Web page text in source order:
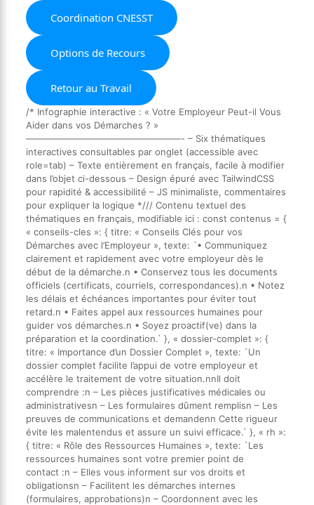
Coordination CNESST
Options de Recours
Retour au Travail
/* Infographie interactive : « Votre Employeur Peut-il Vous
Aider dans vos Démarches ? »
—————————————————- – Six thématiques
interactives consultables par onglet (accessible avec
role=tab) – Texte entièrement en français, facile à modifier
dans l’objet ci-dessous – Design épuré avec TailwindCSS
pour rapidité & accessibilité – JS minimaliste, commentaires
pour expliquer la logique */// Contenu textuel des
thématiques en français, modifiable ici : const contenus = {
« conseils-cles »: { titre: « Conseils Clés pour vos
Démarches avec l’Employeur », texte: `• Communiquez
clairement et rapidement avec votre employeur dès le
début de la démarche.n • Conservez tous les documents
officiels (certificats, courriels, correspondances).n • Notez
les délais et échéances importantes pour éviter tout
retard.n • Faites appel aux ressources humaines pour
guider vos démarches.n • Soyez proactif(ve) dans la
préparation et la coordination.` }, « dossier-complet »: {
titre: « Importance d’un Dossier Complet », texte: `Un
dossier complet facilite l’appui de votre employeur et
accélère le traitement de votre situation.nnIl doit
comprendre :n – Les pièces justificatives médicales ou
administrativesn – Les formulaires dûment remplisn – Les
preuves de communications et demandenn Cette rigueur
évite les malentendus et assure un suivi efficace.` }, « rh »:
{ titre: « Rôle des Ressources Humaines », texte: `Les
ressources humaines sont votre premier point de
contact :n – Elles vous informent sur vos droits et
obligationsn – Facilitent les démarches internes
(formulaires, approbations)n – Coordonnent avec les